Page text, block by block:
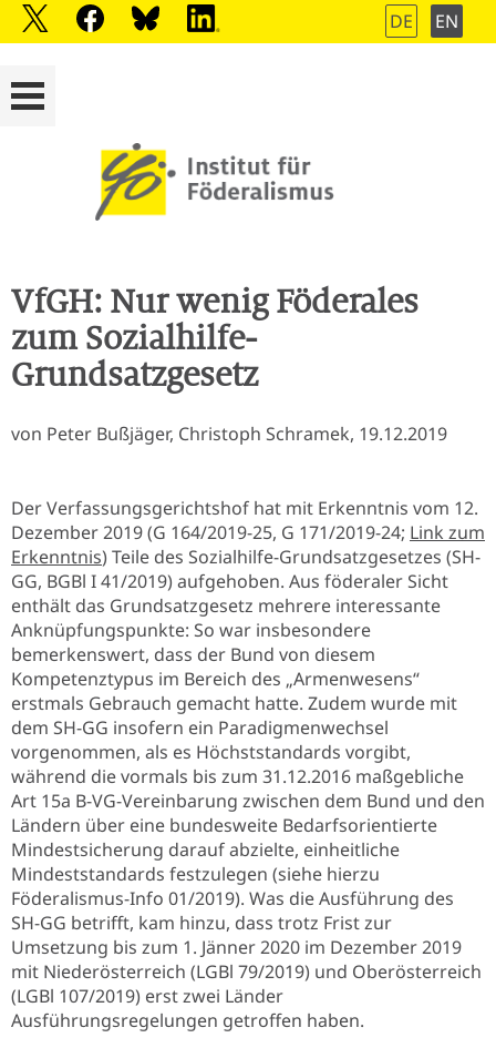
DE EN
VfGH: Nur wenig Föderales
zum Sozialhilfe-
Grundsatzgesetz
von Peter Bußjäger, Christoph Schramek, 19.12.2019
Der Verfassungsgerichtshof hat mit Erkenntnis vom 12.
Dezember 2019 (G 164/2019-25, G 171/2019-24; Link zum
Erkenntnis) Teile des Sozialhilfe-Grundsatzgesetzes (SH-
GG, BGBl I 41/2019) aufgehoben. Aus föderaler Sicht
enthält das Grundsatzgesetz mehrere interessante
Anknüpfungspunkte: So war insbesondere
bemerkenswert, dass der Bund von diesem
Kompetenztypus im Bereich des „Armenwesens“
erstmals Gebrauch gemacht hatte. Zudem wurde mit
dem SH-GG insofern ein Paradigmenwechsel
vorgenommen, als es Höchststandards vorgibt,
während die vormals bis zum 31.12.2016 maßgebliche
Art 15a B-VG-Vereinbarung zwischen dem Bund und den
Ländern über eine bundesweite Bedarfsorientierte
Mindestsicherung darauf abzielte, einheitliche
Mindeststandards festzulegen (siehe hierzu
Föderalismus-Info 01/2019). Was die Ausführung des
SH-GG betrifft, kam hinzu, dass trotz Frist zur
Umsetzung bis zum 1. Jänner 2020 im Dezember 2019
mit Niederösterreich (LGBl 79/2019) und Oberösterreich
(LGBl 107/2019) erst zwei Länder
Ausführungsregelungen getroffen haben.